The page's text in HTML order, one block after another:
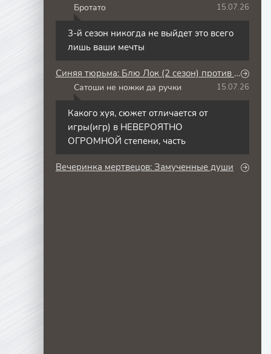
Бротато 15.07.26
3-й сезон никогда не выйдет это всего
лишь ваши мечты
Синяя тюрьма: Блю Лок (2 сезон) против юношеской сборной Японии
Сатоши не ножки да ручки 15.07.26
Какого хуя, сюжет отличается от
игры(игр) в НЕВЕРОЯТНО
ОГРОМНОЙ степени, часть
Вечеринка мертвецов: Замученные души